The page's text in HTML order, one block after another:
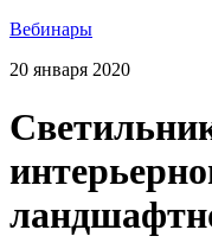
Вебинары
20 января 2020